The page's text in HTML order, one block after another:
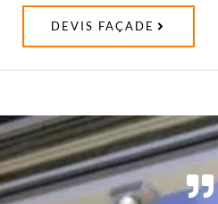
DEVIS FAÇADE